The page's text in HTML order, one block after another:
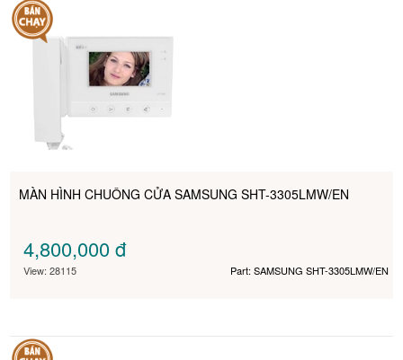
MÀN HÌNH CHUÔNG CỬA SAMSUNG SHT-3305LMW/EN
4,800,000đ
View: 28115 Part: SAMSUNG SHT-3305LMW/EN